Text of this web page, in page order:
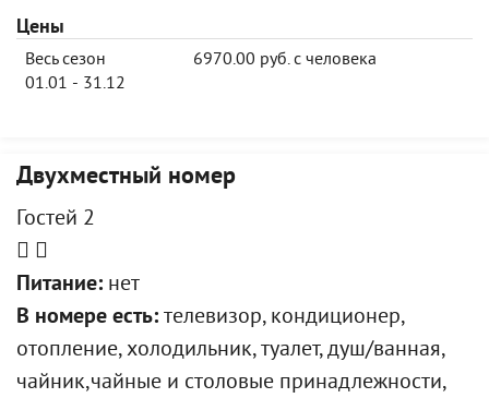
Цены
Весь сезон
01.01 - 31.12
6970.00 руб. с человека
Двухместный номер
Гостей 2
Питание: нет
В номере есть: телевизор, кондиционер,
отопление, холодильник, туалет, душ/ванная,
чайник,чайные и столовые принадлежности,